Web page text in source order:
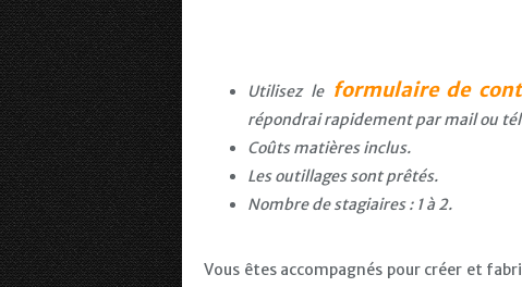
Utilisez le formulaire de
répondrai rapidement par mail ou
Coûts matières inclus.
Les outillages sont prêtés.
Nombre de stagiaires : 1 à 2.
Vous êtes accompagnés pour créer et